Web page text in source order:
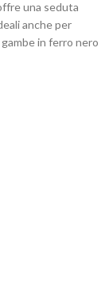
una seduta
anche per
in ferro nero